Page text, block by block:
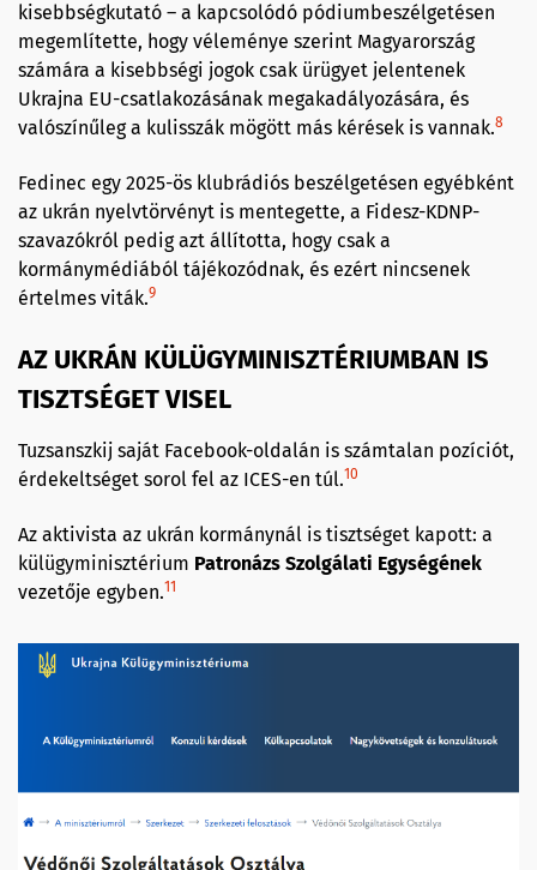
kisebbségkutató – a kapcsolódó pódiumbeszélgetésen
megemlítette, hogy véleménye szerint Magyarország
számára a kisebbségi jogok csak ürügyet jelentenek
Ukrajna EU-csatlakozásának megakadályozására, és
valószínűleg a kulisszák mögött más kérések is vannak.8
Fedinec egy 2025-ös klubrádiós beszélgetésen egyébként
az ukrán nyelvtörvényt is mentegette, a Fidesz-KDNP-
szavazókról pedig azt állította, hogy csak a
kormánymédiából tájékozódnak, és ezért nincsenek
értelmes viták.9
AZ UKRÁN KÜLÜGYMINISZTÉRIUMBAN IS
TISZTSÉGET VISEL
Tuzsanszkij saját Facebook-oldalán is számtalan pozíciót,
érdekeltséget sorol fel az ICES-en túl.10
Az aktivista az ukrán kormánynál is tisztséget kapott: a
külügyminisztérium Patronázs Szolgálati Egységének
vezetője egyben.11